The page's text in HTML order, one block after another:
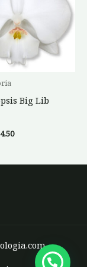
Big Lib
4.50
R$4.50